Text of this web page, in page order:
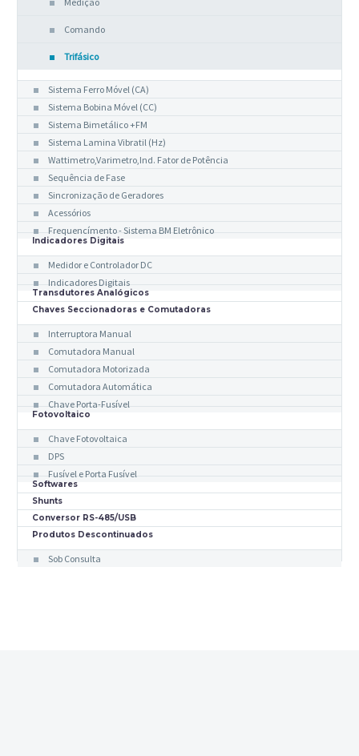
Comando
Trifásico
Sistema Ferro Móvel (CA)
Sistema Bobina Móvel (CC)
Sistema Bimetálico +FM
Sistema Lamina Vibratil (Hz)
Wattimetro,Varimetro,Ind. Fator de Potência
Sequência de Fase
Sincronização de Geradores
Acessórios
Frequencímento - Sistema BM Eletrônico
Indicadores Digitais
Medidor e Controlador DC
Indicadores Digitais
Transdutores Analógicos
Chaves Seccionadoras e Comutadoras
Interruptora Manual
Comutadora Manual
Comutadora Motorizada
Comutadora Automática
Chave Porta-Fusível
Fotovoltaico
Chave Fotovoltaica
DPS
Fusível e Porta Fusível
Softwares
Shunts
Conversor RS-485/USB
Produtos Descontinuados
Sob Consulta